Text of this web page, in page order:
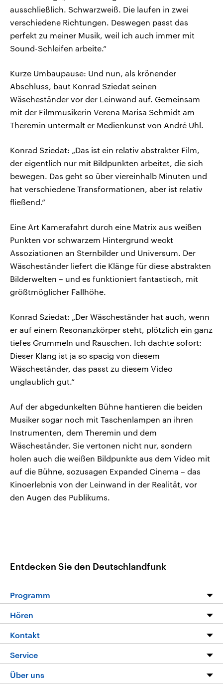
ausschließlich. Schwarzweiß. Die laufen in zwei
verschiedene Richtungen. Deswegen passt das
perfekt zu meiner Musik, weil ich auch immer mit
Sound-Schleifen arbeite.“
Kurze Umbaupause: Und nun, als krönender
Abschluss, baut Konrad Sziedat seinen
Wäscheständer vor der Leinwand auf. Gemeinsam
mit der Filmmusikerin Verena Marisa Schmidt am
Theremin untermalt er Medienkunst von André Uhl.
Konrad Sziedat: „Das ist ein relativ abstrakter Film,
der eigentlich nur mit Bildpunkten arbeitet, die sich
bewegen. Das geht so über viereinhalb Minuten und
hat verschiedene Transformationen, aber ist relativ
fließend.“
Eine Art Kamerafahrt durch eine Matrix aus weißen
Punkten vor schwarzem Hintergrund weckt
Assoziationen an Sternbilder und Universum. Der
Wäscheständer liefert die Klänge für diese abstrakten
Bilderwelten – und es funktioniert fantastisch, mit
größtmöglicher Fallhöhe.
Konrad Sziedat: „Der Wäscheständer hat auch, wenn
er auf einem Resonanzkörper steht, plötzlich ein ganz
tiefes Grummeln und Rauschen. Ich dachte sofort:
Dieser Klang ist ja so spacig von diesem
Wäscheständer, das passt zu diesem Video
unglaublich gut.“
Auf der abgedunkelten Bühne hantieren die beiden
Musiker sogar noch mit Taschenlampen an ihren
Instrumenten, dem Theremin und dem
Wäscheständer. Sie vertonen nicht nur, sondern
holen auch die weißen Bildpunkte aus dem Video mit
auf die Bühne, sozusagen Expanded Cinema – das
Kinoerlebnis von der Leinwand in der Realität, vor
den Augen des Publikums.
Entdecken Sie den Deutschlandfunk
Programm
Programm
Die Nachrichten
Nachrichtenleicht
Neue Beiträge auf dlf.de
Hören
Livestream
Podcasts
Deutschlandfunk App
Kontakt
Hörerservice
Service
FAQ
Über uns